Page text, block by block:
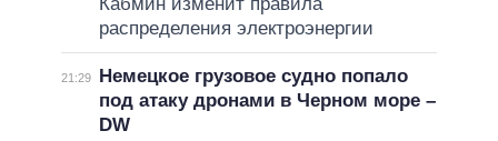
Кабмин изменит правила
распределения электроэнергии
21:29
Немецкое грузовое судно попало
под атаку дронами в Черном море –
DW